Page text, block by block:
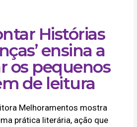
Histórias
ensina a
os pequenos
de leitura
Melhoramentos mostra
prática literária, ação que